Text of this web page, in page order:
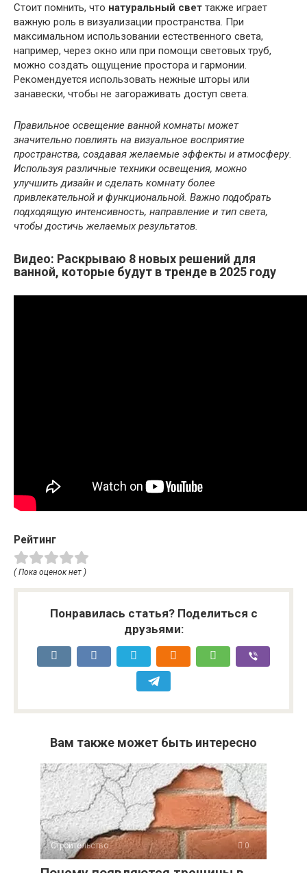
Стоит помнить, что натуральный свет также играет
важную роль в визуализации пространства. При
максимальном использовании естественного света,
например, через окно или при помощи световых труб,
можно создать ощущение простора и гармонии.
Рекомендуется использовать нежные шторы или
занавески, чтобы не загораживать доступ света.
Правильное освещение ванной комнаты может
значительно повлиять на визуальное восприятие
пространства, создавая желаемые эффекты и атмосферу.
Используя различные техники освещения, можно
улучшить дизайн и сделать комнату более
привлекательной и функциональной. Важно подобрать
подходящую интенсивность, направление и тип света,
чтобы достичь желаемых результатов.
Видео: Раскрываю 8 новых решений для
ванной, которые будут в тренде в 2025 году
Рейтинг
( Пока оценок нет )
Понравилась статья? Поделиться с
друзьями:
Вам также может быть интересно
Строительство 0